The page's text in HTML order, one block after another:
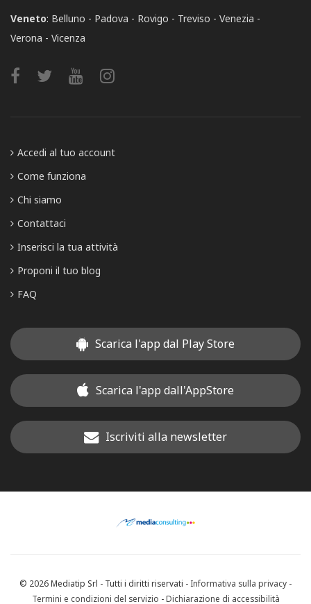
Veneto: Belluno Padova Rovigo Treviso
Venezia
Verona
Vicenza
Accedi al tuo account
Come funziona
Chi siamo
Contattaci
Inserisci la tua attività
Proponi il tuo blog
FAQ
Scarica l'app dal Play Store
Scarica l'app dall'AppStore
Iscriviti alla newsletter
© 2026 Mediatip Srl - Tutti i diritti riservati - Informativa sulla privacy -
Termini e condizioni del servizio -Dichiarazione di accessibilità